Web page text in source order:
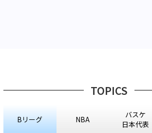
TOPICS
Bリーグ NBA
バスケ
日本代表